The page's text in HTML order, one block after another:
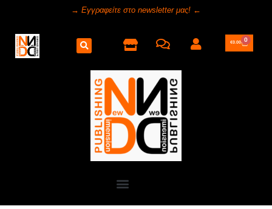
→ Εγγραφείτε στο newsletter μας! ←
€0.00 0